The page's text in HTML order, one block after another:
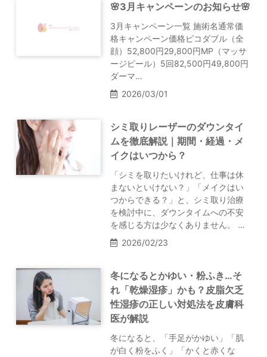
🌸3月キャンペーンのお知らせ🌸
3月キャンペーン一覧 施術名通常価
格キャンペーン価格ピコダブル（全
顔）52,800円29,800円MP（マッサ
ージピール）5回82,500円49,800円
ダーマ…
2026/03/01
シミ取りレーザーのダウンタイ
ムを徹底解説｜期間・経過・メ
イクはいつから？
「シミを取りたいけれど、仕事は休
まないといけない？」「メイクはい
つからできる？」と、シミ取り治療
を検討中に、ダウンタイムへの不安
を感じる方は少なくありません。 …
2026/02/23
冬になるとかゆい・粉ふき…そ
れ「乾燥湿疹」かも？皮脂欠乏
性湿疹の正しい対処法を皮膚科
医が解説
冬になると、「手足がかゆい」「肌
が白く粉をふく」「かくと赤くな